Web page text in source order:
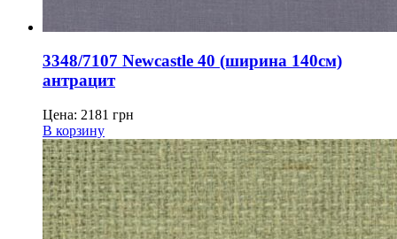
3348/7107 Newcastle 40 (ширина 140см)
антрацит
Цена: 2181 грн
В корзину